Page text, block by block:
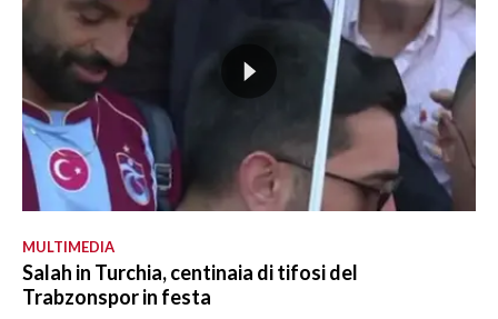
MULTIMEDIA
Salah in Turchia, centinaia di tifosi del
Trabzonspor in festa